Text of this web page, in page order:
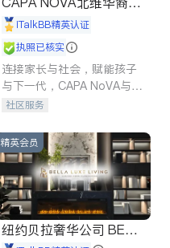
长会iTalkBB精英认证
执照已核实
连接家长与社会，赋能孩子
与下一代，CAPA NoVA与您
携手建设包容、公平、充满
社区服务
精英会员
纽约贝拉奢华公司 BELL